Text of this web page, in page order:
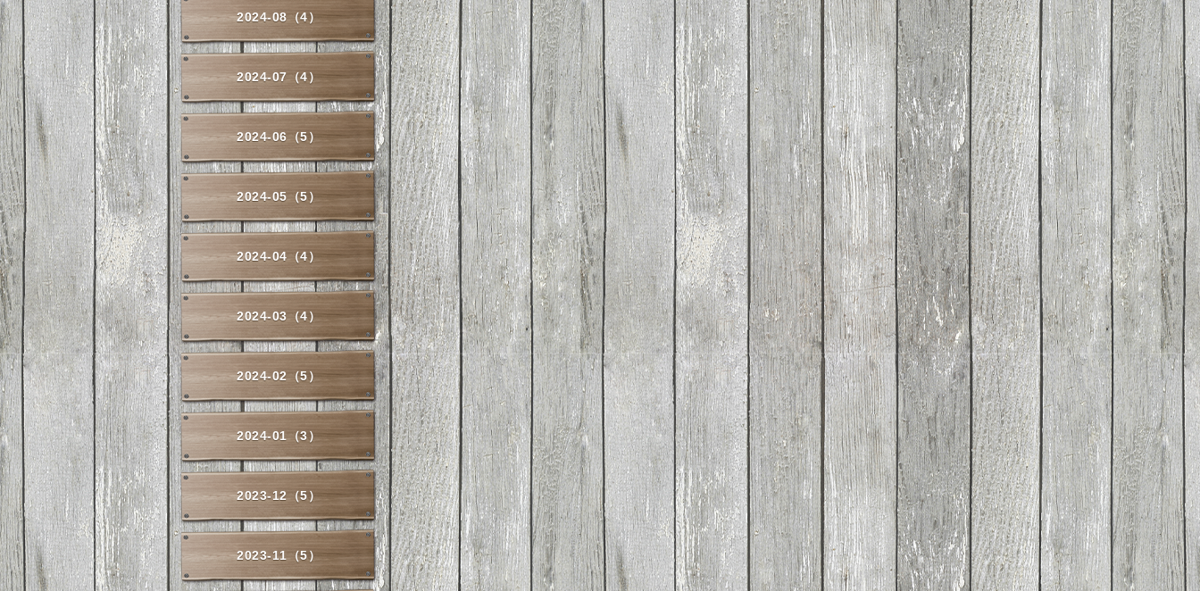
2024-08（4）
2024-07（4）
2024-06（5）
2024-05（5）
2024-04（4）
2024-03（4）
2024-02（5）
2024-01（3）
2023-12（5）
2023-11（5）